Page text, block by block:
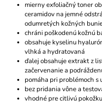
mierny exfoliačný toner
ceramidov na jemné
odumretých kožných
chráni poškodenú kožnú
obsahuje kyselinu
vlhká a hydratovaná
ďalej obsahuje extrakt z
začervenanie a
pomáha pri problémoch s
bez pridania vône a
vhodné pre citlivú pokožku